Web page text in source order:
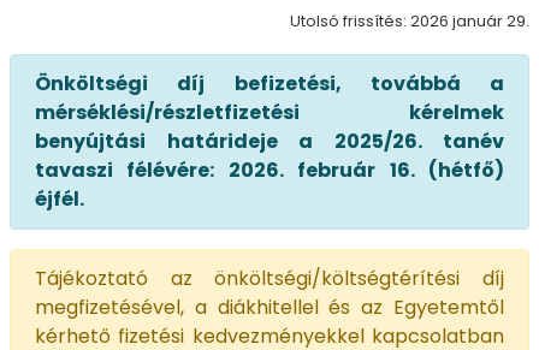
Utolsó frissítés: 2026 január 29.
Önköltségi díj befizetési, továbbá a
mérséklési/részletfizetési kérelmek
benyújtási határideje a 2025/26. tanév
tavaszi félévére: 2026. február 16. (hétfő)
éjfél.
Tájékoztató az önköltségi/költségtérítési díj
megfizetésével, a diákhitellel és az Egyetemtől
kérhető fizetési kedvezményekkel kapcsolatban